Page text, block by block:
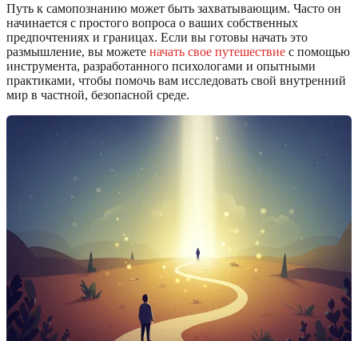
Путь к самопознанию может быть захватывающим. Часто он
начинается с простого вопроса о ваших собственных
предпочтениях и границах. Если вы готовы начать это
размышление, вы можете начать свое путешествие с помощью
инструмента, разработанного психологами и опытными
практиками, чтобы помочь вам исследовать свой внутренний
мир в частной, безопасной среде.